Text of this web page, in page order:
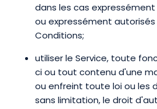
dans les cas
ou expressément
Conditions;
utiliser le Service, toute
ci ou tout contenu d'une
ou enfreint toute loi ou les
sans limitation, le droit